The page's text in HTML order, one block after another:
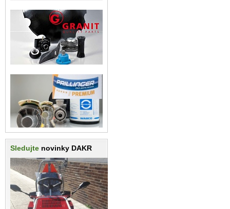
Sledujte novinky DAKR